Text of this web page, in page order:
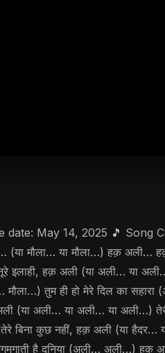
date: May 14, 2025 🎵
या मौला…) हक़ अली… हक़
इलाही, हक़ अली (या अली… या
मौला…) तुम ही हो मेरे दिल का
(या अली… या अली… या अली…)
बिना कुछ नहीं, हक़ अली (या
है दुनिया (अली… अली…)